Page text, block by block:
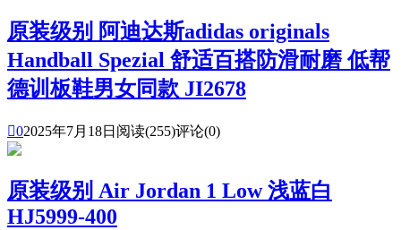
原装级别 阿迪达斯adidas originals
Handball Spezial 舒适百搭防滑耐磨 低帮
德训板鞋男女同款 JI2678
02025年7月18日 阅读(255)评论(0)
原装级别 Air Jordan 1 Low 浅蓝白
HJ5999-400